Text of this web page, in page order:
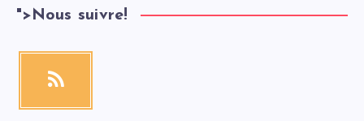
"> Nous suivre!